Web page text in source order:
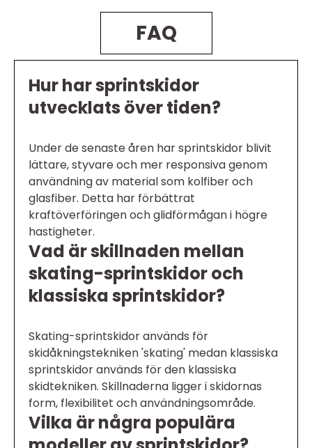
FAQ
Hur har sprintskidor
utvecklats över tiden?
Under de senaste åren har sprintskidor blivit
lättare, styvare och mer responsiva genom
användning av material som kolfiber och
glasfiber. Detta har förbättrat
kraftöverföringen och glidförmågan i högre
hastigheter.
Vad är skillnaden mellan
skating-sprintskidor och
klassiska sprintskidor?
Skating-sprintskidor används för
skidåkningstekniken 'skating' medan klassiska
sprintskidor används för den klassiska
skidtekniken. Skillnaderna ligger i skidornas
form, flexibilitet och användningsområde.
Vilka är några populära